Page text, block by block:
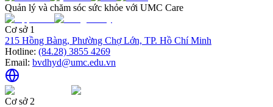
Quản lý và chăm sóc sức khỏe với UMC Care
Cơ sở 1
215 Hồng Bàng, Phường Chợ Lớn, TP. Hồ Chí Minh
Hotline: (84.28) 3855 4269
Email: bvdhyd@umc.edu.vn
Cơ sở 2